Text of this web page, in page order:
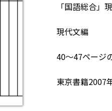
「国語総合」
現代文編
40～47ページ
東京書籍2007